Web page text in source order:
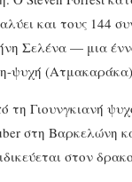
και τους 144
Σελένα — μια
ψυχή
Γιουνγκιανή
στη Βαρκελώνη
στον